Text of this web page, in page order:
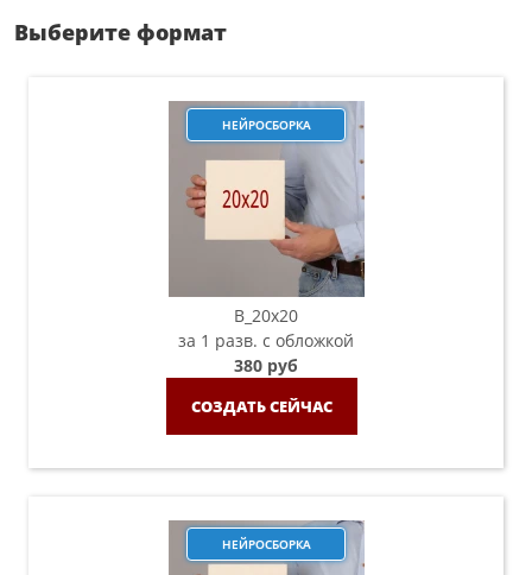
Выберите формат
НЕЙРОСБОРКА
B_20х20
за 1 разв. с обложкой
380 руб
СОЗДАТЬ СЕЙЧАС
НЕЙРОСБОРКА